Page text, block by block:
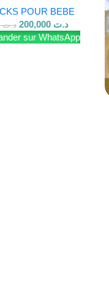
POUR BEBE
د.ت250,000 د.ت 200,000
sur WhatsApp